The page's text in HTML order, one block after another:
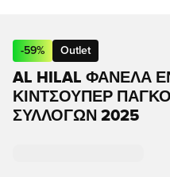
-59% Outlet
AL HILAL ΦΑΝΈΛΑ
ΚΙΝΤΣΟΎΠΕΡ
ΣΥΛΛΌΓΩΝ 2025